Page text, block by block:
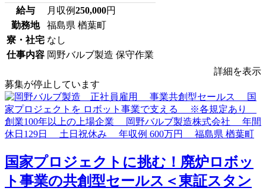
給与 月収例250,000円
勤務地
福島県 楢葉町
寮・社宅 なし
仕事内容 岡野バルブ製造 保守作業
詳細を表示
募集が停止しています
国家プロジェクトに挑む！廃炉ロボッ
ト事業の共創型セールス＜東証スタン